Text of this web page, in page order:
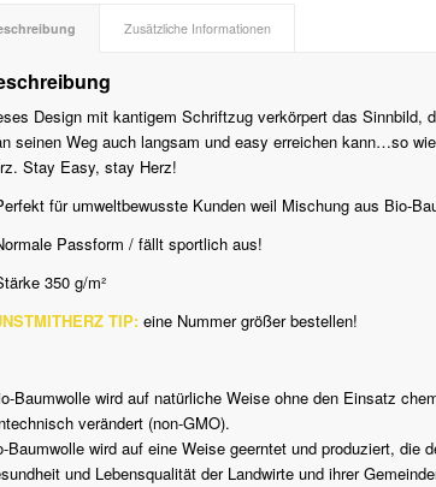
Zusätzliche Informationen
Design mit kantigem Schriftzug verkörpert das Sinnbild,
seinen Weg auch langsam und easy erreichen kann…so
Stay Easy, stay Herz!
für umweltbewusste Kunden weil Mischung aus Bio-
Passform / fällt sportlich aus!
350 g/m²
TIP: eine Nummer größer bestellen!
Baumwolle wird auf natürliche Weise ohne den Einsatz
verändert (non-GMO).
Baumwolle wird auf eine Weise geerntet und produziert,
und Lebensqualität der Landwirte und ihrer